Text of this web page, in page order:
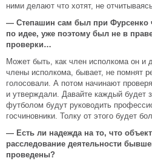
ними делают что хотят, не
— Степашин сам был при Фурсенко
по идее, уже поэтому был не в
проверки…
Может быть, как член исполкома он
члены исполкома, бывает, не помнят
голосовали. А потом начинают
и утверждали. Давайте каждый будет
футболом будут руководить
госчиновники. Толку от этого будет
— Есть ли надежда на то, что
расследование деятельности
проведены?